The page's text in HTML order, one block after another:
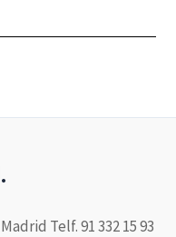
Telf. 91 332 15 93